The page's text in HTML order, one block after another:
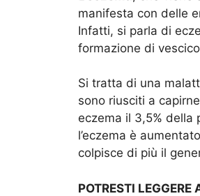
manifesta con delle
Infatti, si parla di
formazione di
Si tratta di una
sono riusciti a
eczema il 3,5% della
l’eczema è
colpisce di più il
POTRESTI